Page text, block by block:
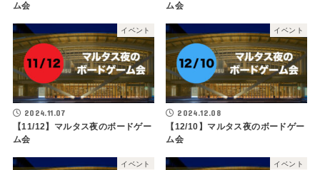
ム会
ム会
イベント
2024.11.07
【11/12】マルタス夜のボードゲー
ム会
イベント
2024.12.08
【12/10】マルタス夜のボードゲー
ム会
イベント イベント